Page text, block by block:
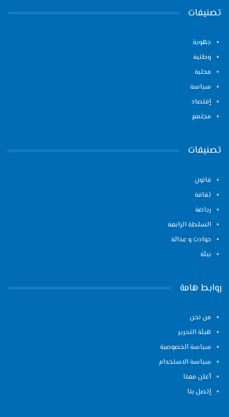
تصنيفات
جهوية
وطنية
محلية
سياسة
إقتصاد
مجتمع
تصنيفات
قانون
ثقافة
رياضة
السلطة الرابعة
حوادث و عدالة
بيئة
روابط هامة
من نحن
هيئة التحرير
سياسة الخصوصية
سياسة الاستخدام
أعلن معنا
إتصل بنا